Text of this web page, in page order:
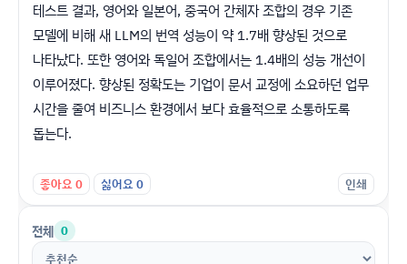
테스트 결과, 영어와 일본어, 중국어 간체자 조합의 경우 기존
모델에 비해 새 LLM의 번역 성능이 약 1.7배 향상된 것으로
나타났다. 또한 영어와 독일어 조합에서는 1.4배의 성능 개선이
이루어졌다. 향상된 정확도는 기업이 문서 교정에 소요하던 업무
시간을 줄여 비즈니스 환경에서 보다 효율적으로 소통하도록
돕는다.
좋아요0 싫어요0 인쇄
전체 0